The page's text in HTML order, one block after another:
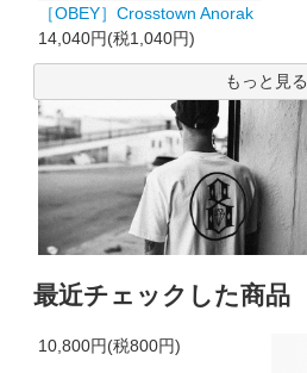
［OBEY］Crosstown Anorak
14,040円(税1,040円)
もっと見る
最近チェックした商品
10,800円(税800円)